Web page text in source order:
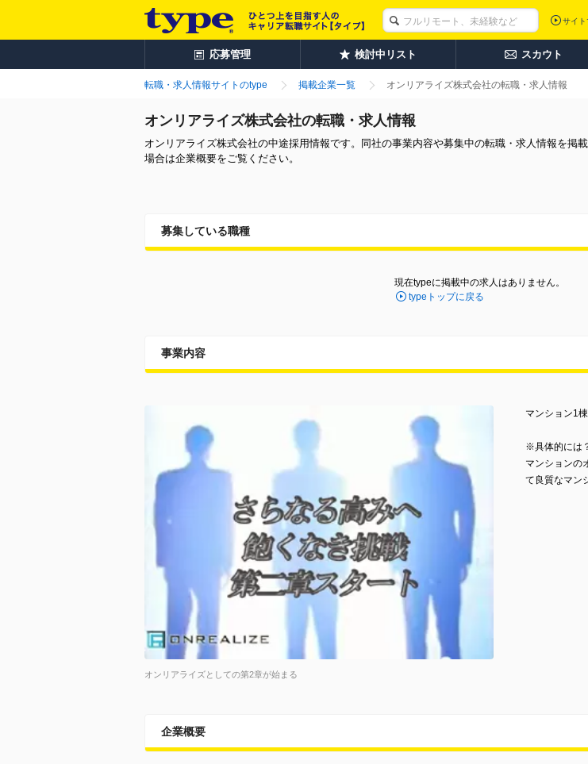
サイト
応募管理 検討中リスト スカウト
転職・求人情報サイトのtype 掲載企業一覧 オンリアライズ株式会社の転職・求人情報
オンリアライズ株式会社の転職・求人情報
オンリアライズ株式会社の中途採用情報です。同社の事業内容や募集中の転職・求人情報を掲
場合は企業概要をご覧ください。
募集している職種
現在typeに掲載中の求人はありません。
typeトップに戻る
事業内容
オンリアライズとしての第2章が始まる
マンション1
※具体的には
マンションの
て良質なマン
企業概要